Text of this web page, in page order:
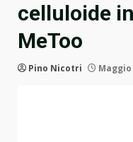
celluloide
MeToo
Pino Nicotri Maggio